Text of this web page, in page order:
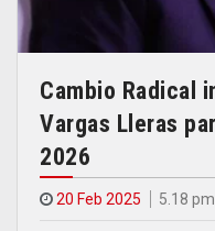
Cambio Radical
Vargas Lleras
2026
20 Feb 2025 5.18 pm